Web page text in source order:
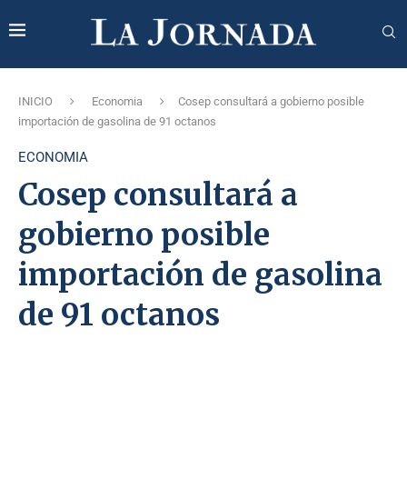
INICIO Economia
Cosep consultará a gobierno posible
importación de gasolina de 91 octanos
ECONOMIA
Cosep consultará a
gobierno posible
importación de gasolina
de 91 octanos